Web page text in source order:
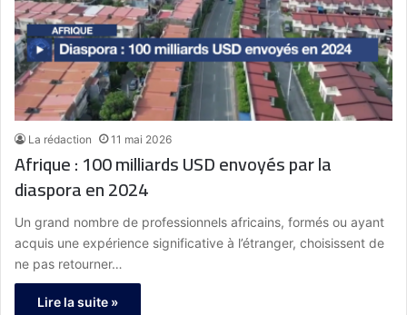
La rédaction 11 mai 2026
Afrique : 100 milliards USD envoyés par la
diaspora en 2024
Un grand nombre de professionnels africains, formés ou ayant
acquis une expérience significative à l’étranger, choisissent de
ne pas retourner…
Lire la suite »